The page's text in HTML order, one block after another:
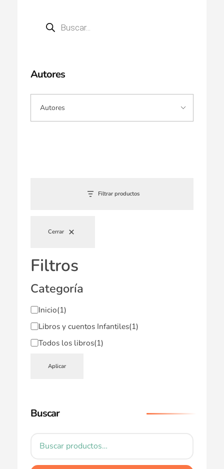
Autores
Filtrar productos
Cerrar
Filtros
Categoría
Inicio(1)
Libros y cuentos Infantiles(1)
Todos los libros(1)
Aplicar
Buscar